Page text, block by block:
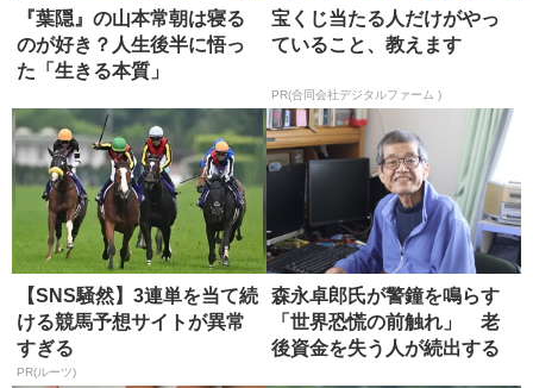
『葉隠』の山本常朝は寝る
のが好き？人生後半に悟っ
た「生きる本質」
宝くじ当たる人だけがやっ
ていること、教えます
PR(合同会社デジタルファーム )
【SNS騒然】3連単を当て続
ける競馬予想サイトが異常
すぎる
PR(ルーツ)
森永卓郎氏が警鐘を鳴らす
「世界恐慌の前触れ」 老
後資金を失う人が続出する